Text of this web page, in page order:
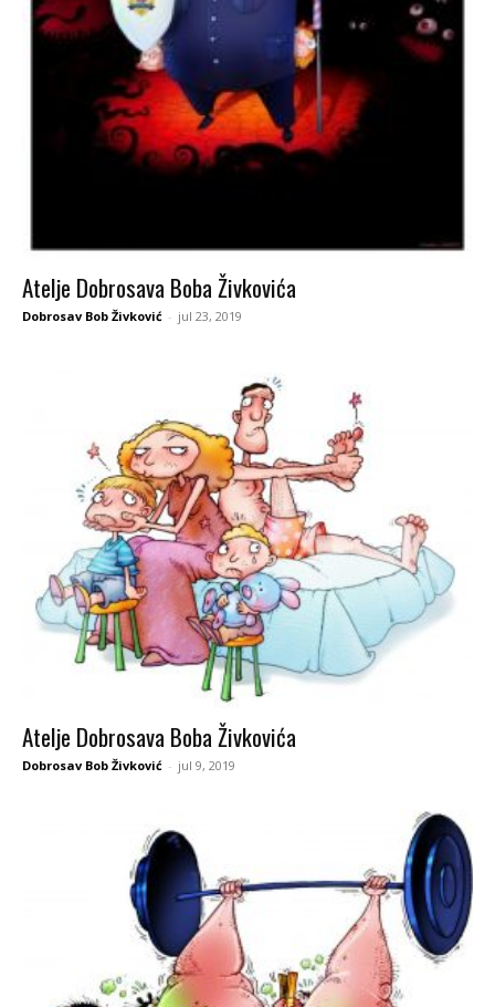
Atelje Dobrosava Boba Živkovića
Dobrosav Bob Živković - jul 23, 2019
Atelje Dobrosava Boba Živkovića
Dobrosav Bob Živković - jul 9, 2019